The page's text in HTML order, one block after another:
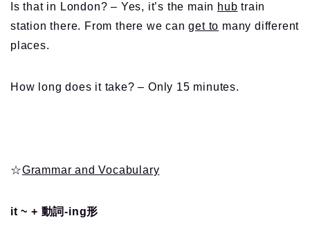
Is that in London? – Yes, it’s the main hub train
station there. From there we canget to many different
places.
How long does it take? – Only 15 minutes.
☆Grammar and Vocabulary
it ~ + 動詞-ing形